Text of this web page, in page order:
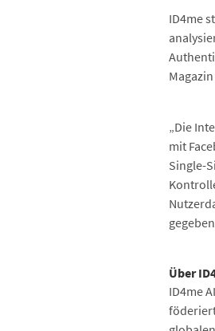
ID4me
„Die
mit
Single-
Über
ID4me